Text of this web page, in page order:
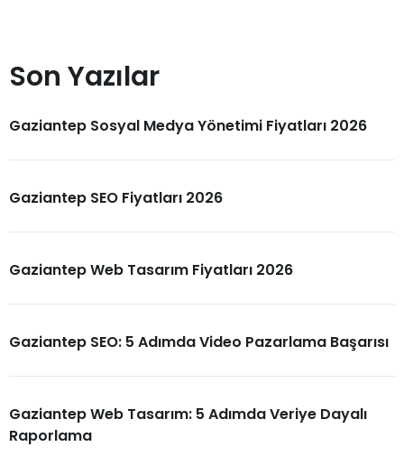
Son Yazılar
Gaziantep Sosyal Medya Yönetimi Fiyatları 2026
Gaziantep SEO Fiyatları 2026
Gaziantep Web Tasarım Fiyatları 2026
Gaziantep SEO: 5 Adımda Video Pazarlama Başarısı
Gaziantep Web Tasarım: 5 Adımda Veriye Dayalı
Raporlama